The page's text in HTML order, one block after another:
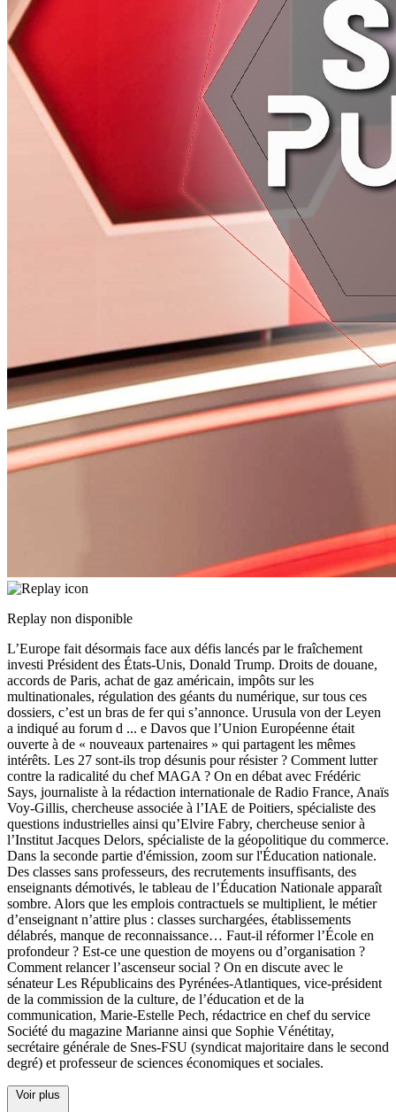
Replay non disponible
L’Europe fait désormais face aux défis lancés par le fraîchement
investi Président des États-Unis, Donald Trump. Droits de douane,
accords de Paris, achat de gaz américain, impôts sur les
multinationales, régulation des géants du numérique, sur tous ces
dossiers, c’est un bras de fer qui s’annonce. Urusula von der Leyen
a indiqué au forum d ... e Davos que l’Union Européenne était
ouverte à de « nouveaux partenaires » qui partagent les mêmes
intérêts. Les 27 sont-ils trop désunis pour résister ? Comment lutter
contre la radicalité du chef MAGA ? On en débat avec Frédéric
Says, journaliste à la rédaction internationale de Radio France, Anaïs
Voy-Gillis, chercheuse associée à l’IAE de Poitiers, spécialiste des
questions industrielles ainsi qu’Elvire Fabry, chercheuse senior à
l’Institut Jacques Delors, spécialiste de la géopolitique du commerce.
Dans la seconde partie d'émission, zoom sur l'Éducation nationale.
Des classes sans professeurs, des recrutements insuffisants, des
enseignants démotivés, le tableau de l’Éducation Nationale apparaît
sombre. Alors que les emplois contractuels se multiplient, le métier
d’enseignant n’attire plus : classes surchargées, établissements
délabrés, manque de reconnaissance… Faut-il réformer l’École en
profondeur ? Est-ce une question de moyens ou d’organisation ?
Comment relancer l’ascenseur social ? On en discute avec le
sénateur Les Républicains des Pyrénées-Atlantiques, vice-président
de la commission de la culture, de l’éducation et de la
communication, Marie-Estelle Pech, rédactrice en chef du service
Société du magazine Marianne ainsi que Sophie Vénétitay,
secrétaire générale de Snes-FSU (syndicat majoritaire dans le second
degré) et professeur de sciences économiques et sociales.
Voir plus